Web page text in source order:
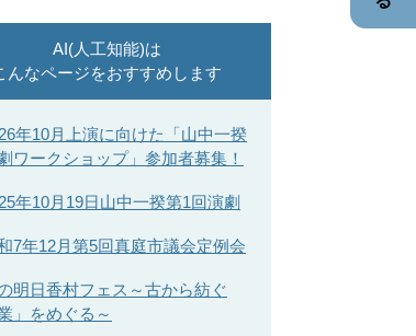
AI(人工知能)は
んなページをおすすめします
年10月上演に向けた「山中一揆
ワークショップ」参加者募集！
年10月19日山中一揆第1回演劇
7年12月第5回真庭市議会定例会
明日香村フェス～古から紡ぐ
業」をめぐる～